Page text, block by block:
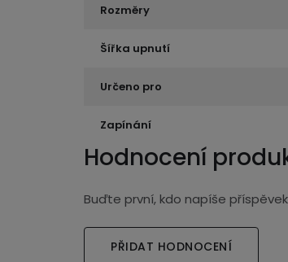
Rozměry
Šířka upnutí
Určeno pro
Zapínání
Hodnocení
Buďte první, kdo napíše
PŘIDAT HODNOCENÍ